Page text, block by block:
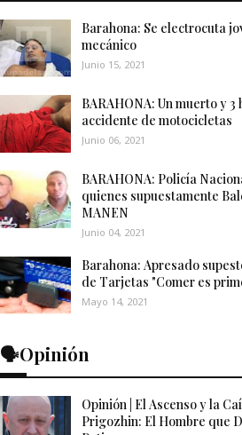
Barahona: Se electrocuta
mecánico
Junio 15, 2021
BARAHONA: Un muerto y 3
accidente de motocicletas
Junio 06, 2021
BARAHONA: Policía
quienes supuestamente
MANEN
Junio 04, 2021
Barahona: Apresado
de Tarjetas "Comer es
Mayo 14, 2021
🗣️Opinión
Opinión | El Ascenso y la
Prigozhin: El Hombre que